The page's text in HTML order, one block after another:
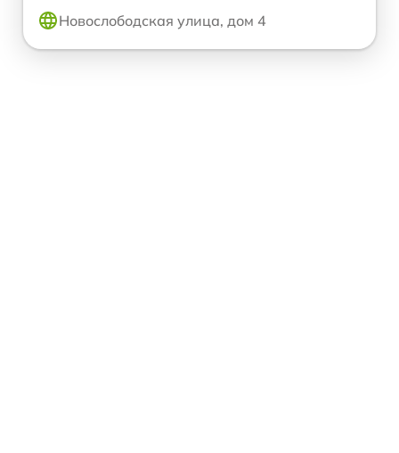
Новослободская улица, дом 4